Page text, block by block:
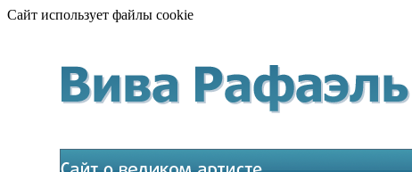
Сайт использует файлы cookie